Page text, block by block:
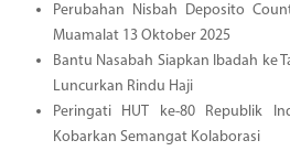
Perubahan Nisbah Deposito
Muamalat 13 Oktober 2025
Bantu Nasabah Siapkan Ibadah ke
Luncurkan Rindu Haji
Peringati HUT ke-80 Republik
Kobarkan Semangat Kolaborasi